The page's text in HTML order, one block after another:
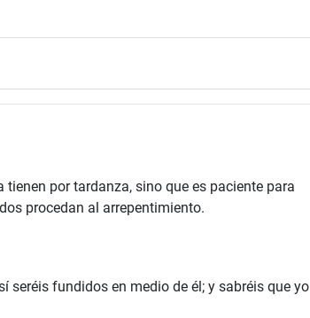
por tardanza, sino que es paciente para
procedan al arrepentimiento.
seréis fundidos en medio de él; y sabréis que yo